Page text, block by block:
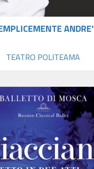
ANDRE'
TEATRO POLITEAMA